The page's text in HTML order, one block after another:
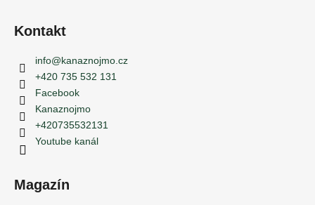
Kontakt
info@kanaznojmo.cz
+420 735 532 131
Facebook
Kanaznojmo
+420735532131
Youtube kanál
Magazín